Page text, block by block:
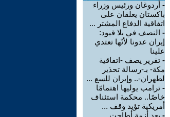
- أردوغان ورئيس وزراء
باكستان يعلقان على
اتفاقية الدفاع المشتر ...
- النصف في بلا قيود:
إيران عدونا لأنّها تعتدي
علينا
- تقرير يصف -اتفاقية
مكة- بـ-رسالة تحذير
لطهران-.. وإيران للسع ...
- ترامب يوليها اهتمامًا
خاصًا.. محكمة استئناف
أمريكية تؤيد وقف ...
- بعد أزمة أطاحت